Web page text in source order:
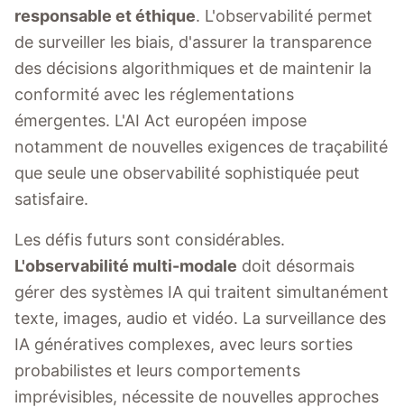
responsable et éthique. L'observabilité permet
de surveiller les biais, d'assurer la transparence
des décisions algorithmiques et de maintenir la
conformité avec les réglementations
émergentes. L'AI Act européen impose
notamment de nouvelles exigences de traçabilité
que seule une observabilité sophistiquée peut
satisfaire.
Les défis futurs sont considérables.
L'observabilité multi-modale doit désormais
gérer des systèmes IA qui traitent simultanément
texte, images, audio et vidéo. La surveillance des
IA génératives complexes, avec leurs sorties
probabilistes et leurs comportements
imprévisibles, nécessite de nouvelles approches